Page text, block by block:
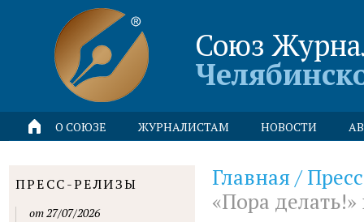
Союз
О СОЮЗЕ ЖУРНАЛИСТАМ НОВОСТИ
Главная /
«Пора
ПРЕСС-РЕЛИЗЫ
от 27/07/2026